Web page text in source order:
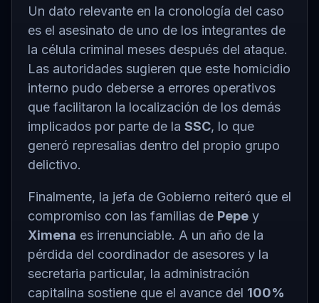
Un dato relevante en la cronología del caso
es el asesinato de uno de los integrantes de
la célula criminal meses después del ataque.
Las autoridades sugieren que este homicidio
interno pudo deberse a errores operativos
que facilitaron la localización de los demás
implicados por parte de la SSC, lo que
generó represalias dentro del propio grupo
delictivo.
Finalmente, la jefa de Gobierno reiteró que el
compromiso con las familias de Pepe y
Ximena es irrenunciable. A un año de la
pérdida del coordinador de asesores y la
secretaria particular, la administración
capitalina sostiene que el avance del 100%